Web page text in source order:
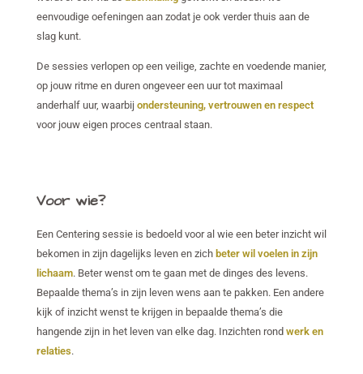
eenvoudige oefeningen aan zodat je ook verder thuis aan de
slag kunt.
De sessies verlopen op een veilige, zachte en voedende manier,
op jouw ritme en duren ongeveer een uur tot maximaal
anderhalf uur, waarbij ondersteuning, vertrouwen en respect
voor jouw eigen proces centraal staan.
Voor wie?
Een Centering sessie is bedoeld voor al wie een beter inzicht wil
bekomen in zijn dagelijks leven en zich beter wil voelen in zijn
lichaam. Beter wenst om te gaan met de dinges des levens.
Bepaalde thema’s in zijn leven wens aan te pakken. Een andere
kijk of inzicht wenst te krijgen in bepaalde thema’s die
hangende zijn in het leven van elke dag. Inzichten rond werk en
relaties.